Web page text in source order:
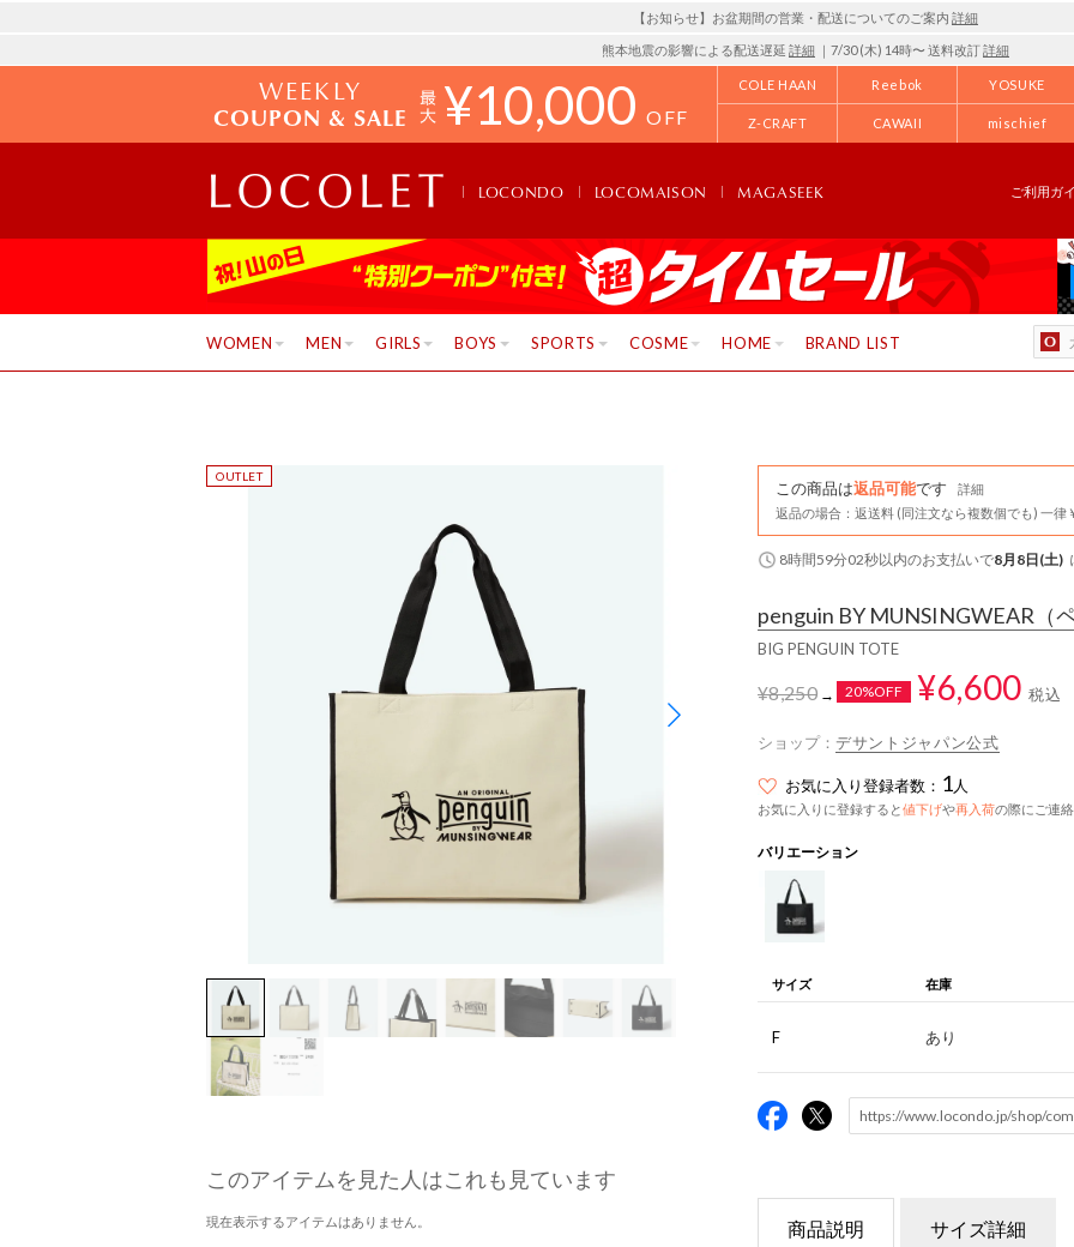
【お知らせ】お盆期間の営業・配送についてのご案内 詳細
熊本地震の影響による配送遅延 詳細 ｜7/30 (木) 14時〜 送料改訂詳細
WEEKLY
COUPON & SALE ¥10,000 OFF
COLE HAAN Reebok YOSUKE
Z-CRAFT CAWAII mischief
LOCONDO LOCOMAISON MAGASEEK ご利用ガ
WOMEN MEN GIRLS BOYS SPORTS COSME HOME BRAND LIST
このアイテムを見た人はこれも見ています
現在表示するアイテムはありません。
この商品は返品可能です
詳細
返品の場合：返送料 (同注文なら複数個でも) 一律
8時間59分01秒以内のお支払いで8月8日(土)
penguin BY MUNSINGWEAR （
BIG PENGUIN TOTE
¥8,250→ 20%OFF ¥6,600 税込
ショップ： デサントジャパン公式
お気に入り登録者数： 1人
お気に入りに登録すると値下げや再入荷の際にご連
バリエーション
サイズ 在庫
F あり
商品説明 サイズ詳細